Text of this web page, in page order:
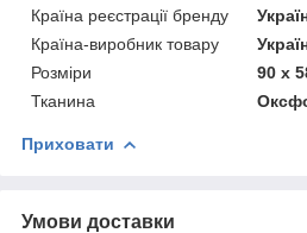
Країна реєстрації бренду
Країна-виробник товару
Розміри
90 х
Тканина
Приховати
Умови доставки